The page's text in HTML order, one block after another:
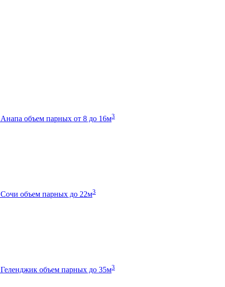
Анапа объем парных от 8 до 16м3
Сочи объем парных до 22м3
Геленджик объем парных до 35м3